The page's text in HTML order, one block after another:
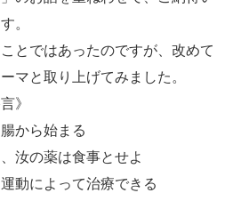
。
とではあったのですが、改めて
マと取り上げてみました。
》
から始まる
汝の薬は食事とせよ
動によって治療できる